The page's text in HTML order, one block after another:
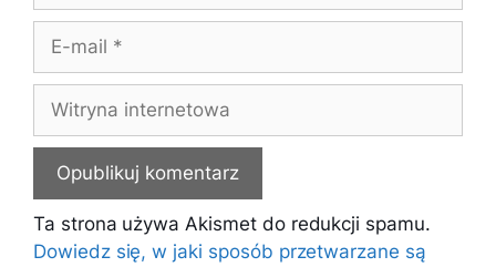
Witryna
internetowa
Ta strona używa Akismet do redukcji spamu.
Dowiedz się, w jaki sposób przetwarzane są